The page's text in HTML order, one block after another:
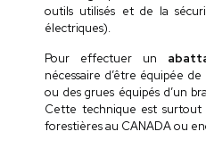
outils utilisés et de la
électriques).
Pour effectuer un
nécessaire d’être équipée
ou des grues équipés d’un
Cette technique est surtout
forestières au CANADA ou